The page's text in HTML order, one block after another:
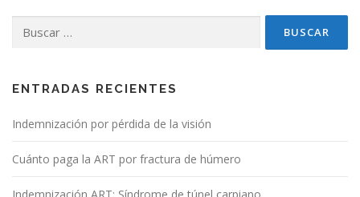
ENTRADAS RECIENTES
Indemnización por pérdida de la visión
Cuánto paga la ART por fractura de húmero